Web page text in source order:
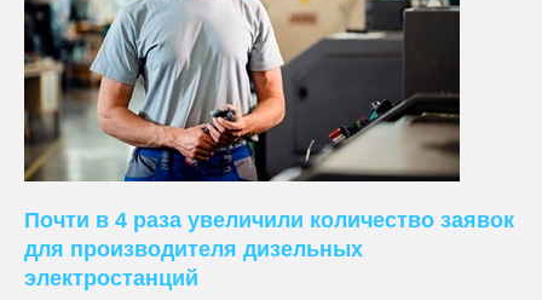
Почти в 4 раза увеличили количество заявок
для производителя дизельных
электростанций
ПРЕДЛАГАЕМ
Ведение контекстной рекламы
Настройка контекстной рекламы
Стоимость контекстной рекламы
Заказать контекстную рекламу